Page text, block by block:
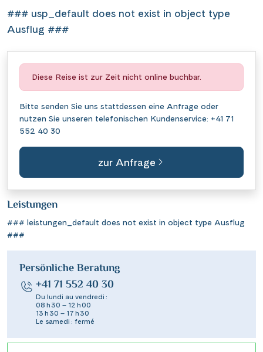
### usp_default does not exist in object type
Ausflug ###
Diese Reise ist zur Zeit nicht online buchbar.
Bitte senden Sie uns stattdessen eine Anfrage oder
nutzen Sie unseren telefonischen Kundenservice: +41 71
552 40 30
zur Anfrage
Leistungen
### leistungen_default does not exist in object type Ausflug
###
Persönliche Beratung
+41 71 552 40 30
Du lundi au vendredi :
08 h 30 – 12 h 00
13 h 30 – 17 h 30
Le samedi : fermé